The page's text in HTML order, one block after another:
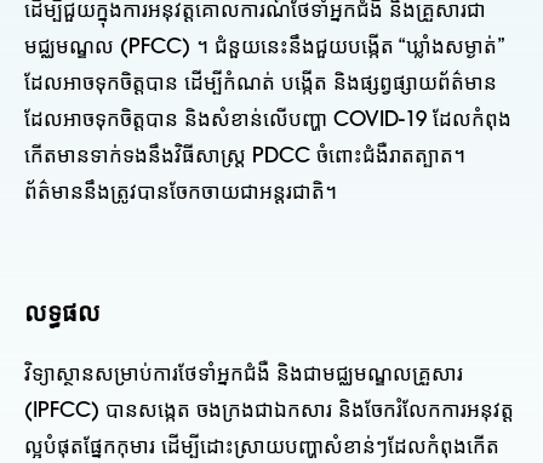
ដើម្បីជួយក្នុងការអនុវត្តគោលការណ៍ថែទាំអ្នកជំងឺ និងគ្រួសារជា
មជ្ឈមណ្ឌល (PFCC) ។ ជំនួយនេះនឹងជួយបង្កើត “ឃ្លាំងសម្ងាត់”
ដែលអាចទុកចិត្តបាន ដើម្បីកំណត់ បង្កើត និងផ្សព្វផ្សាយព័ត៌មាន
ដែលអាចទុកចិត្តបាន និងសំខាន់លើបញ្ហា COVID-19 ដែលកំពុង
កើតមានទាក់ទងនឹងវិធីសាស្រ្ត PDCC ចំពោះជំងឺរាតត្បាត។
ព័ត៌មាន​នឹង​ត្រូវ​បាន​ចែកចាយ​ជា​អន្តរជាតិ។
លទ្ធផល
វិទ្យាស្ថានសម្រាប់ការថែទាំអ្នកជំងឺ និងជាមជ្ឈមណ្ឌលគ្រួសារ
(IPFCC) បានសង្កេត ចងក្រងជាឯកសារ និងចែករំលែកការអនុវត្ត
ល្អបំផុតផ្នែកកុមារ ដើម្បីដោះស្រាយបញ្ហាសំខាន់ៗដែលកំពុងកើត